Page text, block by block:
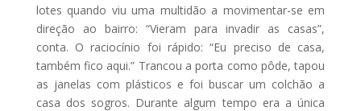
lotes quando viu uma multidão a movimentar-se em
direção ao bairro: “Vieram para invadir as casas”,
conta. O raciocínio foi rápido: “Eu preciso de casa,
também fico aqui.” Trancou a porta como pôde, tapou
as janelas com plásticos e foi buscar um colchão a
casa dos sogros. Durante algum tempo era a única